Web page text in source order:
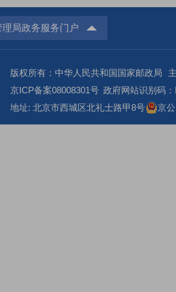
局政务服务门户
版权所有：中华人民共和国国家邮政局
京ICP备案08008301号 政府网站识别码
地址: 北京市西城区北礼士路甲8号
京